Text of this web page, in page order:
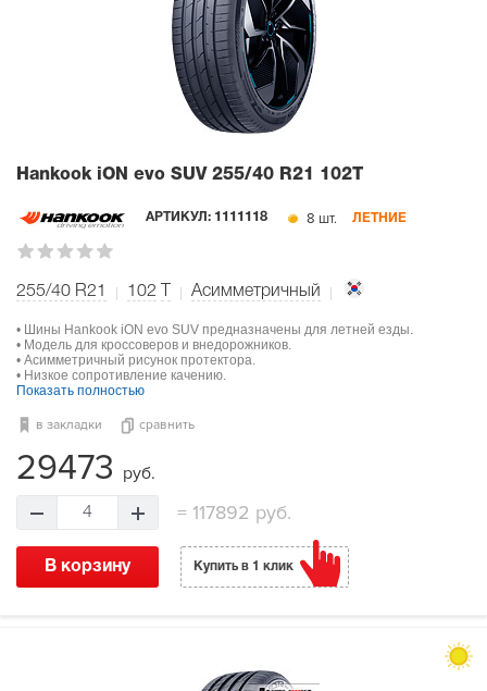
Hankook iON evo SUV 255/40 R21 102T
АРТИКУЛ: 1111118 8 шт. ЛЕТНИЕ
255/40 R21 102 Асимметричный
• Шины Hankook iON evo SUV предназначены для летней езды.
• Модель для кроссоверов и внедорожников.
• Асимметричный рисунок протектора.
• Низкое сопротивление качению.
Показать полностью
в закладки сравнить
29473 руб.
4 = 117892 руб.
В корзину Купить в 1 клик